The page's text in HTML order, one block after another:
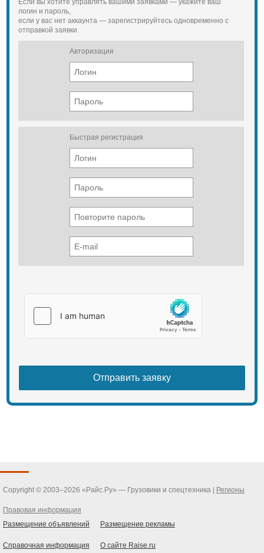
Если вы хотите управлять вашими заявками — укажите ваш
логин и пароль,
если у вас нет аккаунта — зарегистрируйтесь одновременно с
отправкой заявки.
Авторизация
Быстрая регистрация
Copyright © 2003–2026 «Райс.Ру» — Грузовики и спецтехника | Регионы
Правовая информация
Размещение объявлений
Размещение рекламы
Справочная информация О сайте Raise.ru